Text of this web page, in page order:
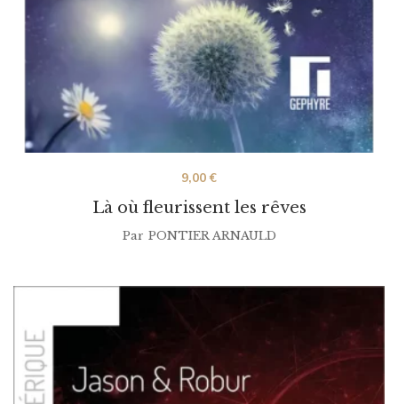
Là où fleurissent les rêves
9,00€
Par PONTIER ARNAULD